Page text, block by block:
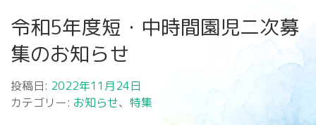
(Enter
す)
令和5年度短・中時間園児二次募
集のお知らせ
投稿日: 2022年11月24日
カテゴリー: お知らせ、 特集